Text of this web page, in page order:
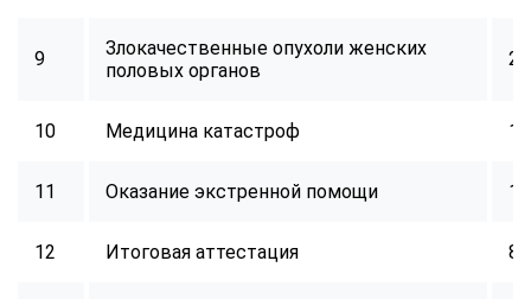
9
Злокачественные опухоли женских
половых органов
24
10 Медицина катастроф 16
11 Оказание экстренной помощи 16
12 Итоговая аттестация 8